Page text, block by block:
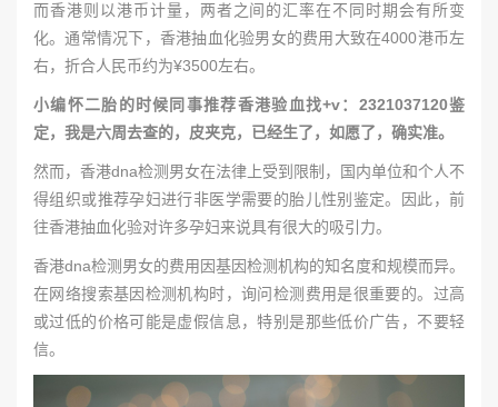
而香港则以港币计量，两者之间的汇率在不同时期会有所变
化。通常情况下，香港抽血化验男女的费用大致在4000港币左
右，折合人民币约为¥3500左右。
小编怀二胎的时候同事推荐香港验血找+v：2321037120鉴
定，我是六周去查的，皮夹克，已经生了，如愿了，确实准。
然而，香港dna检测男女在法律上受到限制，国内单位和个人不
得组织或推荐孕妇进行非医学需要的胎儿性别鉴定。因此，前
往香港抽血化验对许多孕妇来说具有很大的吸引力。
香港dna检测男女的费用因基因检测机构的知名度和规模而异。
在网络搜索基因检测机构时，询问检测费用是很重要的。过高
或过低的价格可能是虚假信息，特别是那些低价广告，不要轻
信。